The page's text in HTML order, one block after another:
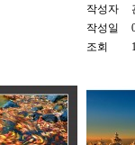
작성자
작성일
조회